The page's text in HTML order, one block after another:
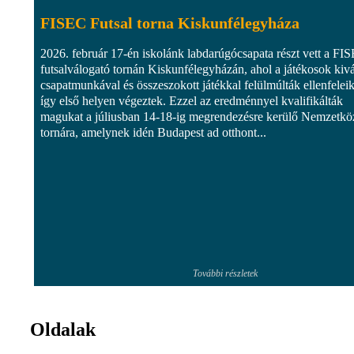
FISEC Futsal torna Kiskunfélegyháza
2026. február 17-én iskolánk labdarúgócsapata részt vett a
futsalválogató tornán Kiskunfélegyházán, ahol a játékosok
csapatmunkával és összeszokott játékkal felülmúlták
így első helyen végeztek. Ezzel az eredménnyel kvalifikálták
magukat a júliusban 14-18-ig megrendezésre kerülő
tornára, amelynek idén Budapest ad otthont...
További részletek
Oldalak